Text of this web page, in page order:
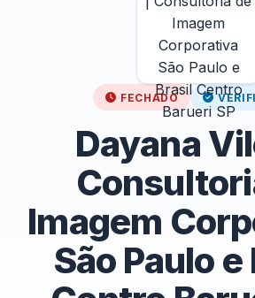
FECHADO
Dayana
Imagem
São Paulo